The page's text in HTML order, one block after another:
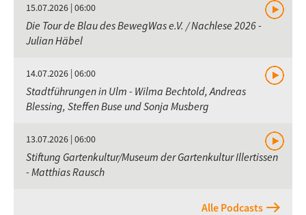
15.07.2026 | 06:00
Die Tour de Blau des BewegWas e.V. / Nachlese 2026 -
Julian Häbel
14.07.2026 | 06:00
Stadtführungen in Ulm - Wilma Bechtold, Andreas
Blessing, Steffen Buse und Sonja Musberg
13.07.2026 | 06:00
Stiftung Gartenkultur/Museum der Gartenkultur Illertissen
- Matthias Rausch
Alle Podcasts